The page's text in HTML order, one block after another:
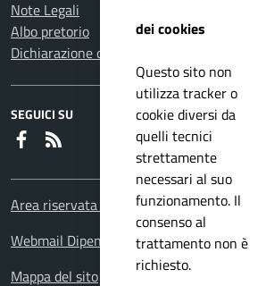
Note Legali
Albo pretorio
Dichiarazione di accessibilità
SEGUICI SU
Faceboook
Area riservata Dipendenti
Webmail Dipendenti
Mappa del sito
dei cookies
Questo sito non
utilizza tracker o
cookie diversi da
quelli tecnici
strettamente
necessari al suo
funzionamento. Il
consenso al
trattamento non è
richiesto.